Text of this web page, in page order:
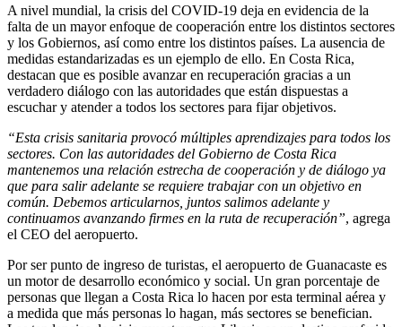
A nivel mundial, la crisis del COVID-19 deja en evidencia de la
falta de un mayor enfoque de cooperación entre los distintos sectores
y los Gobiernos, así como entre los distintos países. La ausencia de
medidas estandarizadas es un ejemplo de ello. En Costa Rica,
destacan que es posible avanzar en recuperación gracias a un
verdadero diálogo con las autoridades que están dispuestas a
escuchar y atender a todos los sectores para fijar objetivos.
“Esta crisis sanitaria provocó múltiples aprendizajes para todos los
sectores. Con las autoridades del Gobierno de Costa Rica
mantenemos una relación estrecha de cooperación y de diálogo ya
que para salir adelante se requiere trabajar con un objetivo en
común. Debemos articularnos, juntos salimos adelante y
continuamos avanzando firmes en la ruta de recuperación”, agrega
el CEO del aeropuerto.
Por ser punto de ingreso de turistas, el aeropuerto de Guanacaste es
un motor de desarrollo económico y social. Un gran porcentaje de
personas que llegan a Costa Rica lo hacen por esta terminal aérea y
a medida que más personas lo hagan, más sectores se benefician.